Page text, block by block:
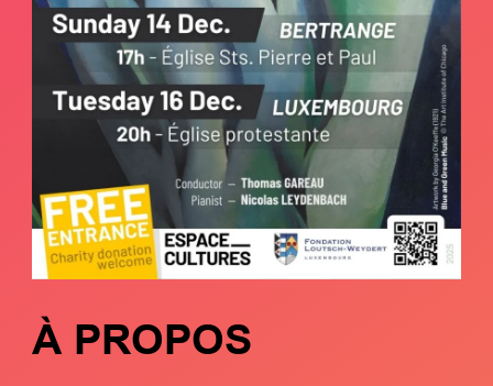
À PROPOS